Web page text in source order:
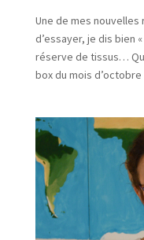
Une de mes
d’essayer, je dis bien
réserve de tissus…
box du mois d’octobre